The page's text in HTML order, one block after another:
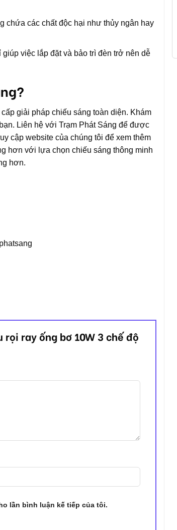
chứa các chất độc hại như thủy ngân hay
việc lắp đặt và bảo trì đèn trở nên dễ
giải pháp chiếu sáng toàn diện. Khám
Liên hệ với Trạm Phát Sáng để được
cập website của chúng tôi để xem thêm
hơn với lựa chọn chiếu sáng thông minh
hơn.
ray ống bơ 10W 3 chế độ
lần bình luận kế tiếp của tôi.